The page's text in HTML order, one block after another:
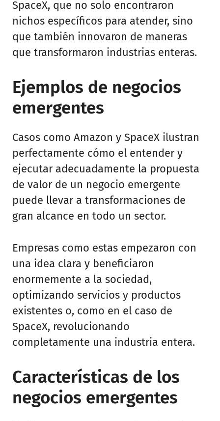
SpaceX, que no solo encontraron
nichos específicos para atender, sino
que también innovaron de maneras
que transformaron industrias enteras.
Ejemplos de negocios
emergentes
Casos como Amazon y SpaceX ilustran
perfectamente cómo el entender y
ejecutar adecuadamente la propuesta
de valor de un negocio emergente
puede llevar a transformaciones de
gran alcance en todo un sector.
Empresas como estas empezaron con
una idea clara y beneficiaron
enormemente a la sociedad,
optimizando servicios y productos
existentes o, como en el caso de
SpaceX, revolucionando
completamente una industria entera.
Características de los
negocios emergentes